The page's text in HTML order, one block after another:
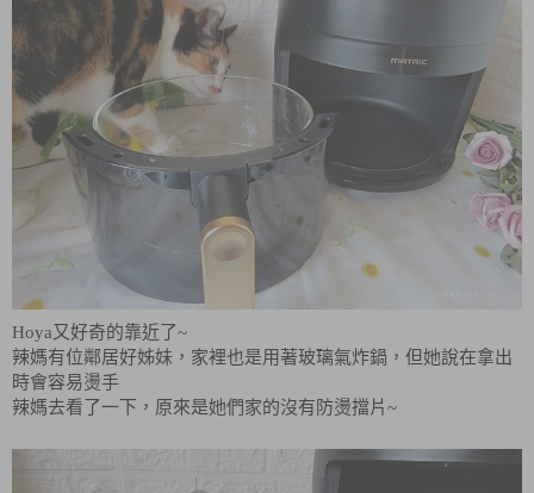
Hoya又好奇的靠近了~
辣媽有位鄰居好姊妹，家裡也是用著玻璃氣炸鍋，但她說在拿出
時會容易燙手
辣媽去看了一下，原來是她們家的沒有防燙擋片~